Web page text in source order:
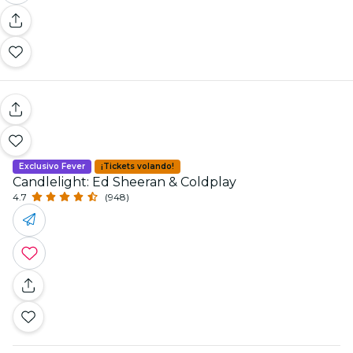
Exclusivo Fever ¡Tickets volando!
Candlelight: Ed Sheeran & Coldplay
4.7 (948)